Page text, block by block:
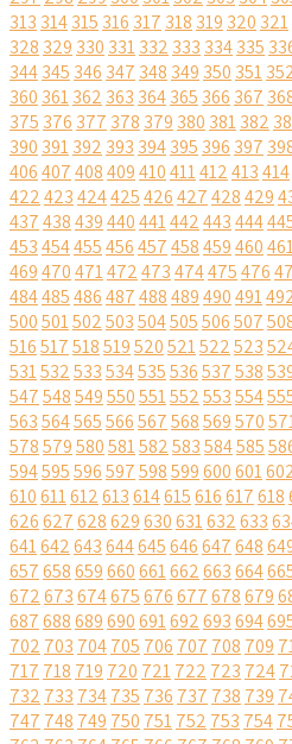
313 314315 316 317 318 319 320 321
328 329 330 331332 333 334335
344345 346 347 348 349 350 351
360 361362 363 364365 366 367
375 376 377 378 379 380 381382
390 391392 393 394395 396 397
406407408409410411412413414
422423424425426427428429
437438439440441442443444
453454455456457458459460
469470471472473474475476
484485486487488489490491
500501502503504505506507
516517518519520521522523
531532533534535536537538
547548549550551552553554
563564565566567568569570
578579580581582583584585
594595596597598599600601
610611612613614615616617618
626627628629630631632633
641642643644645646647648
657658659660661662663664
672673674675676677678679
687688689690691692693694
702 703 704705 706 707 708 709
717 718 719 720 721722 723 724
732 733 734735 736 737 738 739
747 748 749 750 751752 753 754